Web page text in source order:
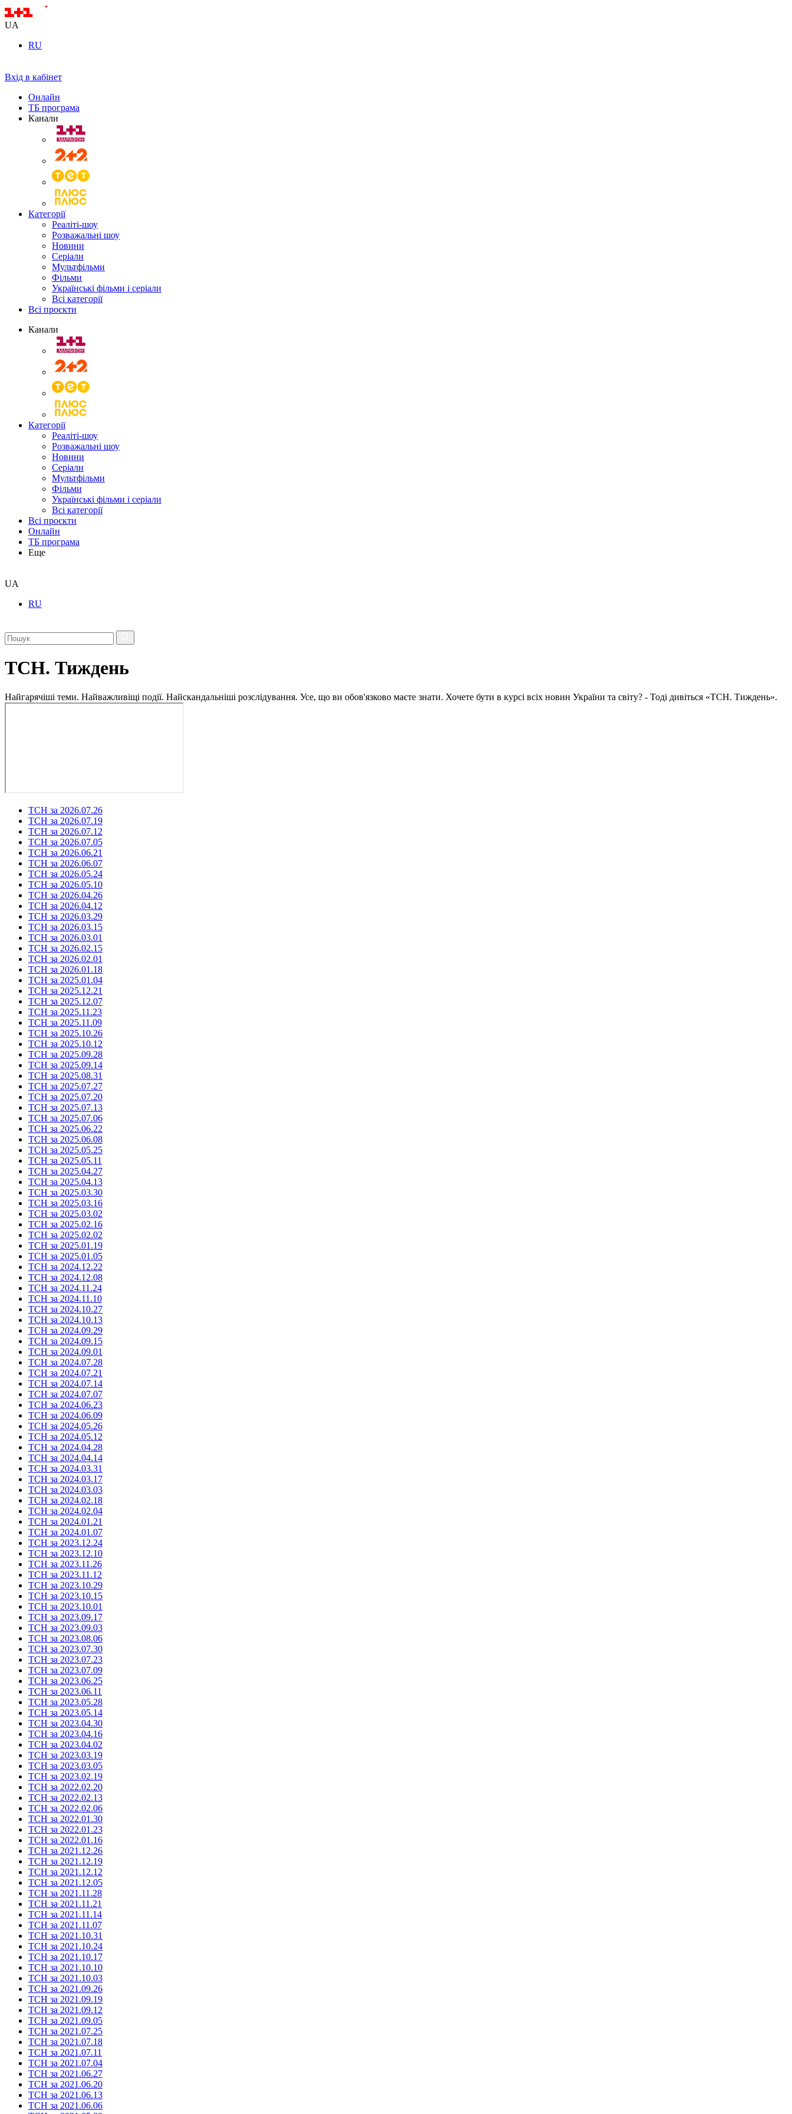
UA
RU
Вхід в кабінет
Онлайн
ТБ програма
Канали
Категорії
Реаліті-шоу
Розважальні шоу
Новини
Серіали
Мультфільми
Фільми
Українські фільми і серіали
Всі категорії
Всі проєкти
Канали
Категорії
Реаліті-шоу
Розважальні шоу
Новини
Серіали
Мультфільми
Фільми
Українські фільми і серіали
Всі категорії
Всі проєкти
Онлайн
ТБ програма
Еще
UA
RU
ТСН. Тиждень
Найгарячіші теми. Найважливіщі події. Найскандальніші розслідування. Усе, що ви обов'язково маєте знати. Хочете бути в курсі всіх новин України та світу? - Тоді дивіться «ТСН. Тиждень».
ТСН за 2026.07.26
ТСН за 2026.07.19
ТСН за 2026.07.12
ТСН за 2026.07.05
ТСН за 2026.06.21
ТСН за 2026.06.07
ТСН за 2026.05.24
ТСН за 2026.05.10
ТСН за 2026.04.26
ТСН за 2026.04.12
ТСН за 2026.03.29
ТСН за 2026.03.15
ТСН за 2026.03.01
ТСН за 2026.02.15
ТСН за 2026.02.01
ТСН за 2026.01.18
ТСН за 2025.01.04
ТСН за 2025.12.21
ТСН за 2025.12.07
ТСН за 2025.11.23
ТСН за 2025.11.09
ТСН за 2025.10.26
ТСН за 2025.10.12
ТСН за 2025.09.28
ТСН за 2025.09.14
ТСН за 2025.08.31
ТСН за 2025.07.27
ТСН за 2025.07.20
ТСН за 2025.07.13
ТСН за 2025.07.06
ТСН за 2025.06.22
ТСН за 2025.06.08
ТСН за 2025.05.25
ТСН за 2025.05.11
ТСН за 2025.04.27
ТСН за 2025.04.13
ТСН за 2025.03.30
ТСН за 2025.03.16
ТСН за 2025.03.02
ТСН за 2025.02.16
ТСН за 2025.02.02
ТСН за 2025.01.19
ТСН за 2025.01.05
ТСН за 2024.12.22
ТСН за 2024.12.08
ТСН за 2024.11.24
ТСН за 2024.11.10
ТСН за 2024.10.27
ТСН за 2024.10.13
ТСН за 2024.09.29
ТСН за 2024.09.15
ТСН за 2024.09.01
ТСН за 2024.07.28
ТСН за 2024.07.21
ТСН за 2024.07.14
ТСН за 2024.07.07
ТСН за 2024.06.23
ТСН за 2024.06.09
ТСН за 2024.05.26
ТСН за 2024.05.12
ТСН за 2024.04.28
ТСН за 2024.04.14
ТСН за 2024.03.31
ТСН за 2024.03.17
ТСН за 2024.03.03
ТСН за 2024.02.18
ТСН за 2024.02.04
ТСН за 2024.01.21
ТСН за 2024.01.07
ТСН за 2023.12.24
ТСН за 2023.12.10
ТСН за 2023.11.26
ТСН за 2023.11.12
ТСН за 2023.10.29
ТСН за 2023.10.15
ТСН за 2023.10.01
ТСН за 2023.09.17
ТСН за 2023.09.03
ТСН за 2023.08.06
ТСН за 2023.07.30
ТСН за 2023.07.23
ТСН за 2023.07.09
ТСН за 2023.06.25
ТСН за 2023.06.11
ТСН за 2023.05.28
ТСН за 2023.05.14
ТСН за 2023.04.30
ТСН за 2023.04.16
ТСН за 2023.04.02
ТСН за 2023.03.19
ТСН за 2023.03.05
ТСН за 2023.02.19
ТСН за 2022.02.20
ТСН за 2022.02.13
ТСН за 2022.02.06
ТСН за 2022.01.30
ТСН за 2022.01.23
ТСН за 2022.01.16
ТСН за 2021.12.26
ТСН за 2021.12.19
ТСН за 2021.12.12
ТСН за 2021.12.05
ТСН за 2021.11.28
ТСН за 2021.11.21
ТСН за 2021.11.14
ТСН за 2021.11.07
ТСН за 2021.10.31
ТСН за 2021.10.24
ТСН за 2021.10.17
ТСН за 2021.10.10
ТСН за 2021.10.03
ТСН за 2021.09.26
ТСН за 2021.09.19
ТСН за 2021.09.12
ТСН за 2021.09.05
ТСН за 2021.07.25
ТСН за 2021.07.18
ТСН за 2021.07.11
ТСН за 2021.07.04
ТСН за 2021.06.27
ТСН за 2021.06.20
ТСН за 2021.06.13
ТСН за 2021.06.06